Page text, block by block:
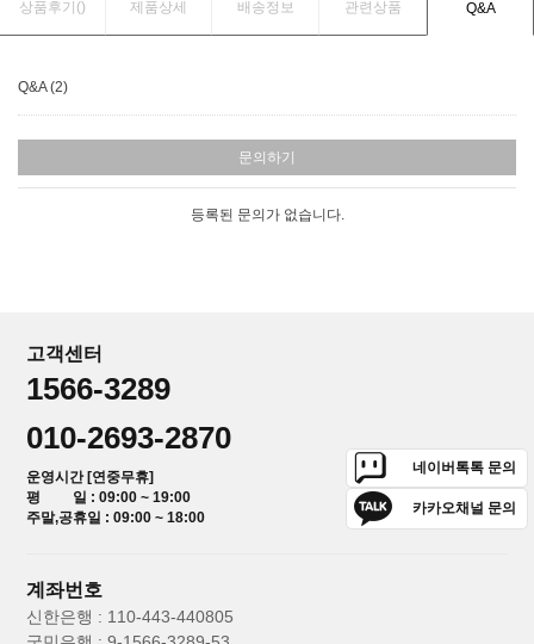
상품후기() 제품상세 배송정보 관련상품 Q&A
Q&A (2)
문의하기
등록된 문의가 없습니다.
고객센터
1566-3289
010-2693-2870
운영시간 [연중무휴]
평 일 : 09:00 ~ 19:00
주말,공휴일 : 09:00 ~ 18:00
네이버톡톡 문의
카카오채널 문의
계좌번호
신한은행 : 110-443-440805